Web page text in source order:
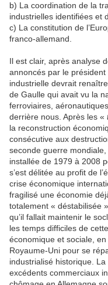
b) La coordination de la
industrielles identifiées et
c) La constitution de
franco-allemand.
Il est clair, après analyse
annoncés par le
industrielle devrait
de Gaulle qui avait vu la
ferroviaires,
derrière nous. Après les «
la reconstruction
consécutive aux
seconde guerre
installée de 1979 à 2008
s’est délitée au profit de
crise économique
fragilisé une économie
totalement « déstabilisée
qu’il fallait maintenir le
les temps difficiles de
économique et sociale,
Royaume-Uni pour se
industrialisé historique.
excédents commerciaux